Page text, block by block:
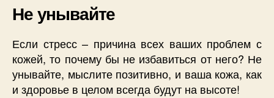
Не унывайте
Если стресс – причина всех ваших проблем с
кожей, то почему бы не избавиться от него? Не
унывайте, мыслите позитивно, и ваша кожа, как
и здоровье в целом всегда будут на высоте!